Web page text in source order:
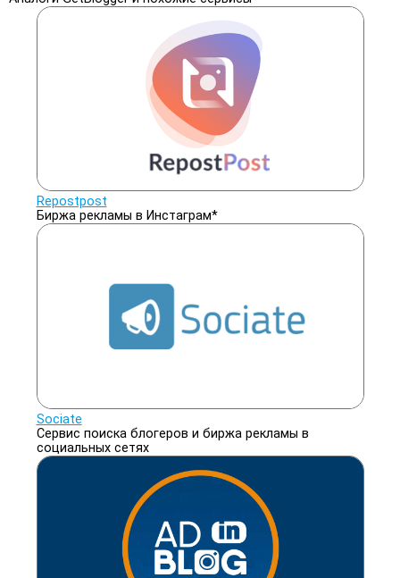
Repostpost
Биржа рекламы в Инстаграм*
Sociate
Сервис поиска блогеров и биржа рекламы в
социальных сетях